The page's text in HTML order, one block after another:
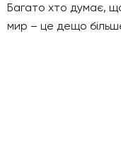
Багато хто думає,
мир – це дещо